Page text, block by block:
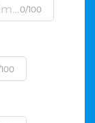
0/100